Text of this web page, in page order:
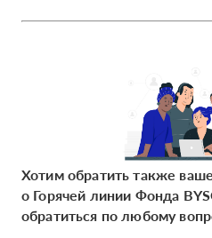
Хотим обратить также
о Горячей линии Фонда
обратиться по любому